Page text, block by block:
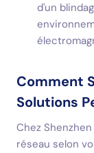
d'un
Comment
Solutions
Chez
réseau selon